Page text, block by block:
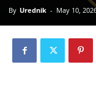
By Urednik - May 10,